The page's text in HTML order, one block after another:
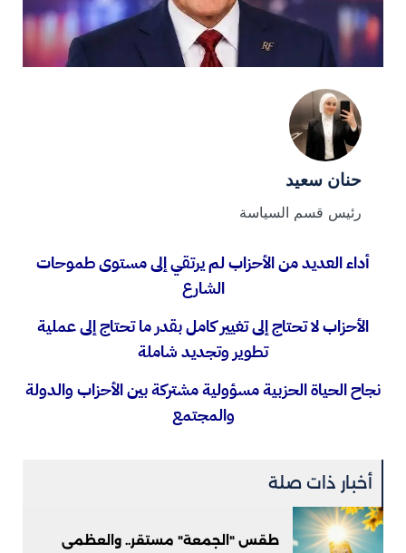
حنان سعيد
رئيس قسم السياسة
أداء العديد من الأحزاب لم يرتقي إلى مستوى طموحات
الشارع
الأحزاب لا تحتاج إلى تغيير كامل بقدر ما تحتاج إلى عملية
تطوير وتجديد شاملة
نجاح الحياة الحزبية مسؤولية مشتركة بين الأحزاب والدولة
والمجتمع
أخبار ذات صلة
طقس "الجمعة" مستقر.. والعظمى